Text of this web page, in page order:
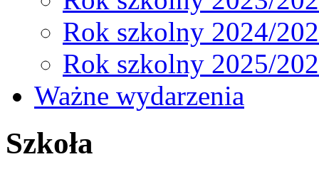
Rok szkolny 2024/
Rok szkolny 2025/
Ważne wydarzenia
Szkoła